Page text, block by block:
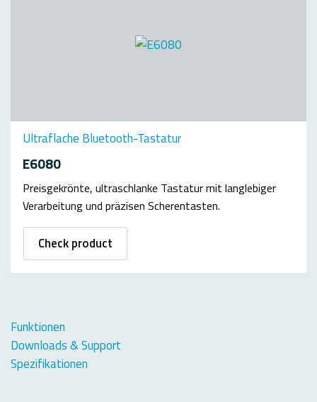
Ultraflache Bluetooth-Tastatur
E6080
Preisgekrönte, ultraschlanke Tastatur mit langlebiger
Verarbeitung und präzisen Scherentasten.
Check product
Funktionen
Downloads & Support
Spezifikationen